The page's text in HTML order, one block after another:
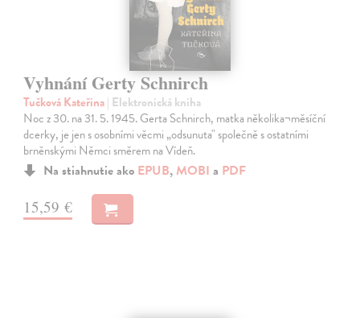
Vyhnání Gerty Schnirch
Tučková Kateřina| Elektronická kniha
Noc z 30. na 31. 5. 1945. Gerta Schnirch, matka několika¬měsíční
dcerky, je jen s osobními věcmi „odsunuta" společně s ostatními
brněnskými Němci směrem na Vídeň.
Na stiahnutie ako EPUB, MOBI a PDF
15,59 €